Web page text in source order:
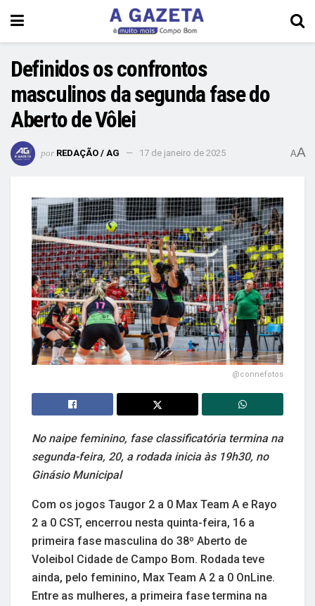
Definidos os confrontos
masculinos da segunda fase do
Aberto de Vôlei
por REDAÇÃO / AG 17 de janeiro de 2025 AA
@connefotos
No naipe feminino, fase classificatória termina na
segunda-feira, 20, a rodada inicia às 19h30, no
Ginásio Municipal
Com os jogos Taugor 2 a 0 Max Team A e Rayo
2 a 0 CST, encerrou nesta quinta-feira, 16 a
primeira fase masculina do 38º Aberto de
Voleibol Cidade de Campo Bom. Rodada teve
ainda, pelo feminino, Max Team A 2 a 0 OnLine.
Entre as mulheres, a primeira fase termina na